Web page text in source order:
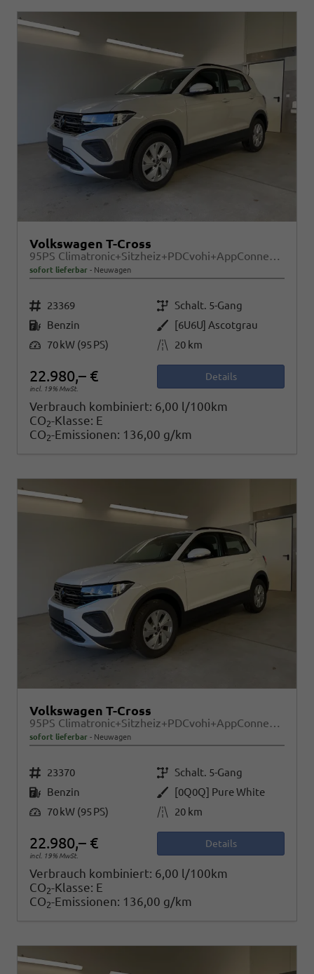
Volkswagen T-Cross
95PS Climatronic+Sitzheiz+PDCvohi+AppConnect+Side+TravelAssist+ACC
sofort lieferbar Neuwagen
Fahrzeugnr. 23369 Getriebe Schalt. 5-Gang
Kraftstoff Benzin Außenfarbe
[6U6U] Ascotgrau
Leistung 70 kW (95 PS) Kilometerstand 20 km
22.980,– €
incl. 19% MwSt.
Details
Verbrauch kombiniert: 6,00 l/100km
CO2-Klasse: E
CO2-Emissionen: 136,00 g/km
Volkswagen T-Cross
95PS Climatronic+Sitzheiz+PDCvohi+AppConnect+Side+TravelAssist+ACC
sofort lieferbar Neuwagen
Fahrzeugnr. 23370 Getriebe Schalt. 5-Gang
Kraftstoff Benzin Außenfarbe
[0Q0Q] Pure White
Leistung 70 kW (95 PS) Kilometerstand 20 km
22.980,– €
incl. 19% MwSt.
Details
Verbrauch kombiniert: 6,00 l/100km
CO2-Klasse: E
CO2-Emissionen: 136,00 g/km